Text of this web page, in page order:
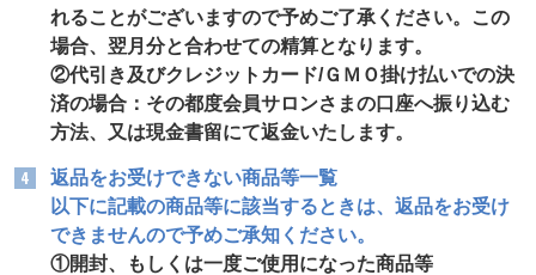
れることがございますので予めご了承ください。この
場合、翌月分と合わせての精算となります。
②代引き及びクレジットカード/ＧＭＯ掛け払いでの決
済の場合：その都度会員サロンさまの口座へ振り込む
方法、又は現金書留にて返金いたします。
返品をお受けできない商品等一覧
以下に記載の商品等に該当するときは、返品をお受け
できませんので予めご承知ください。
①開封、もしくは一度ご使用になった商品等